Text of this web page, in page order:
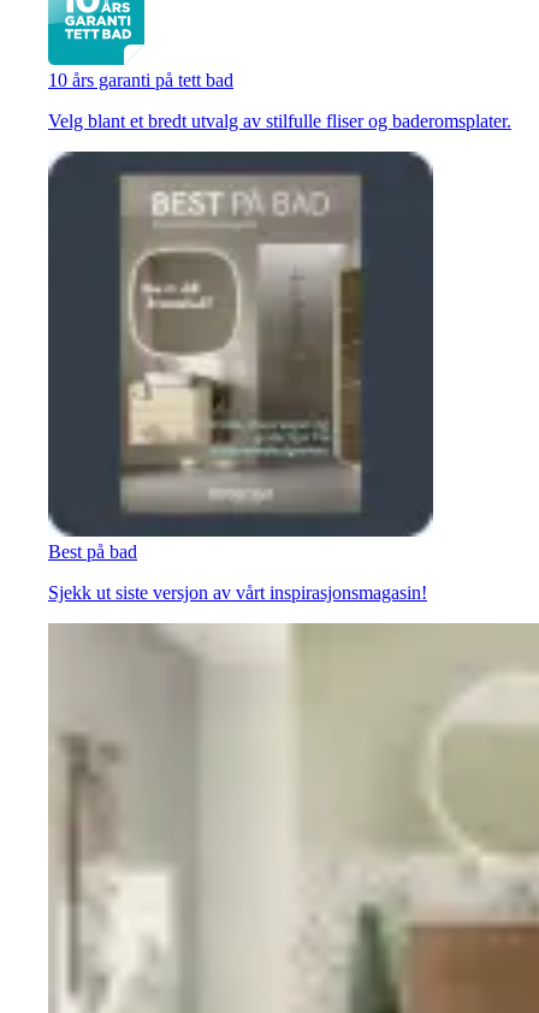
10 års garanti på tett bad
Velg blant et bredt utvalg av stilfulle fliser og baderomsplater.
Best på bad
Sjekk ut siste versjon av vårt inspirasjonsmagasin!